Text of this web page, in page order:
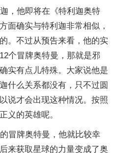
，他即将在《特利迦奥特
面确实与特利迦非常相似，
。不过从预告来看，他的实
个冒牌奥特曼，那就是邪
实有点儿特殊。大家说他是
什么关系都没有，只不过圆
说才会出现这种情况。按照
义的英雄呢。
冒牌奥特曼，他就比较幸
来获取星球的力量变成了奥